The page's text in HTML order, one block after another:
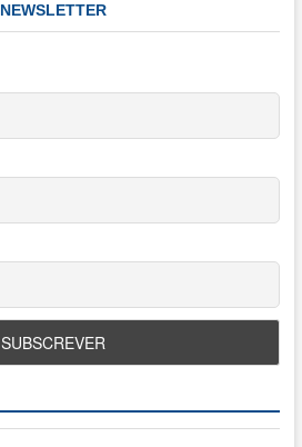
NEWSLETTER